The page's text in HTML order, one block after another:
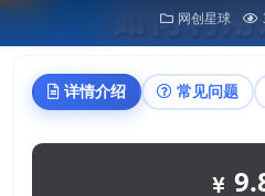
网创星球
详情介绍 常见问题